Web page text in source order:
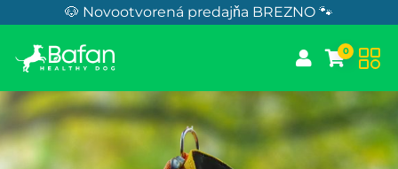
Skip to Content🐶 Novootvorená predajňa BREZNO 🐾
0